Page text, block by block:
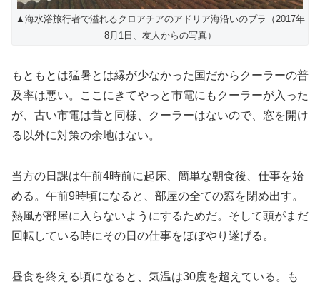
▲海水浴旅行者で溢れるクロアチアのアドリア海沿いのプラ（2017年
8月1日、友人からの写真）
もともとは猛暑とは縁が少なかった国だからクーラーの普
及率は悪い。ここにきてやっと市電にもクーラーが入った
が、古い市電は昔と同様、クーラーはないので、窓を開け
る以外に対策の余地はない。
当方の日課は午前4時前に起床、簡単な朝食後、仕事を始
める。午前9時頃になると、部屋の全ての窓を閉め出す。
熱風が部屋に入らないようにするためだ。そして頭がまだ
回転している時にその日の仕事をほぼやり遂げる。
昼食を終える頃になると、気温は30度を超えている。も